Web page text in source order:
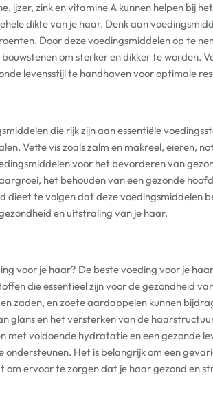
ijzer, zink en vitamine A kunnen helpen bij
dikte van je haar. Denk aan
Door deze voedingsmiddelen op te
om sterker en dikker te worden.
levensstijl te handhaven voor optimale
die rijk zijn aan essentiële
Vette vis zoals zalm en makreel, eieren,
voor het bevorderen van
het behouden van een gezonde
dieet te volgen dat deze voedingsmiddelen
en uitstraling van je haar.
voor je haar? De beste voeding voor je
die essentieel zijn voor de gezondheid
zaden, en zoete aardappelen kunnen
glans en het versterken van de
met voldoende hydratatie en een gezonde
ondersteunen. Het is belangrijk om een
om ervoor te zorgen dat je haar gezond en